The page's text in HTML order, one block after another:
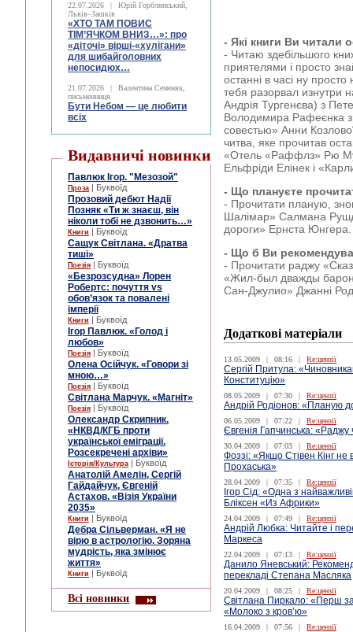
22.07.2026 |
Юрій Горблянський,
Львів–Зашків
«ХТО ТАМ ПОВИС
ТІМ’ЯЧКОМ ВНИЗ…»: про
«діточі» вірші-«хулігани»
для шибайголовних
непосидюх…
21.07.2026 |
Валентина Семеняк,
письменниця
Бути Небом ― це любити
всіх
Видавничі новинки
Павлюк Ігор. "Мезозой"
Проза | Буквоїд
Прозовий дебют Надії
Позняк «Ти ж знаєш, він
ніколи тобі не дзвонить…»
Книги | Буквоїд
Сащук Світлана. «Дратва
тиші»
Поезія | Буквоїд
«Безрозсудна» Лорен
Робертс: почуття vs
обов’язок та повалені
імперії
Книги | Буквоїд
Ігор Павлюк. «Голод і
любов»
Поезія | Буквоїд
Олена Осійчук. «Говори зі
мною…»
Поезія | Буквоїд
Світлана Марчук. «Магніт»
Поезія | Буквоїд
Олександр Скрипник.
«НКВД/КГБ проти
української еміграції.
Розсекречені архіви»
Історія/Культура | Буквоїд
Анатолій Амелін, Сергій
Гайдайчук, Євгеній
Астахов. «Візія України
2035»
Книги | Буквоїд
Дебра Сільверман. «Я не
вірю в астрологію. Зоряна
мудрість, яка змінює
життя»
Книги | Буквоїд
Всі новинки
- Які книги Ви читали
- Читаю здебільшого
приятелями і просто
останні в часі ну
тебя разорвал изнутри
Андрія Тургенєва) з
Володимира Рафеєнка
совестью» Анни
читва, яке прочитав
«Отель «Раффлз» Рю
Ельфріди Елінек і
- Що плануєте
- Прочитати планую,
Шалімар» Салмана
дороги» Ернста Юнгера.
- Що б Ви
- Прочитати раджу
«Жил-был дважды
Сан-Джулио» Джанні
Додаткові матеріали
13.05.2009 | 08:16 | Re:цензії
Сергій Притула:
Конституцію»
08.05.2009 | 07:30 | Re:цензії
Андрій Родіонов: «Планую
06.05.2009 | 07:22 | Re:цензії
Євгенія Гапчинська: «Раджу
30.04.2009 | 07:03 | Re:цензії
Фоззі: «Якщо Стівен Кінг
Прохаська»
28.04.2009 | 07:35 | Re:цензії
Ігор Сід: «Одна з
Бліксен «Из Африки»
24.04.2009 | 07:49 | Re:цензії
Андрій Любка: Читайте і
Маркеса
22.04.2009 | 07:13 | Re:цензії
Данило Яневський:
перекладі Степана Масляка
20.04.2009 | 08:25 | Re:цензії
Світлана Пиркало: «Перш
«Молоко з кров’ю»
16.04.2009 | 07:56 | Re:цензії